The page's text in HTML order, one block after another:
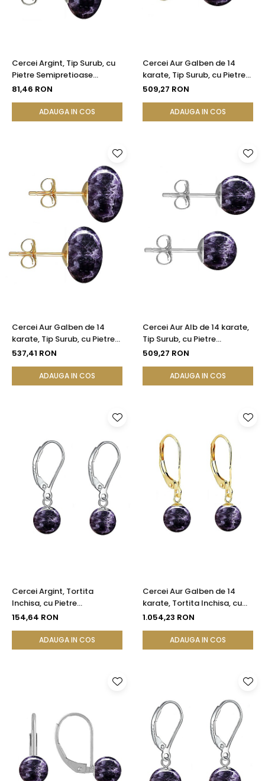
Cercei Argint, Tip Surub, cu
Pietre Semipretioase
Naturale de Ametist de 12
81,46 RON
ADAUGA IN COS
Cercei Aur Galben de 14
karate, Tip Surub, cu Pietre
Semipretioase Naturale de
509,27 RON
ADAUGA IN COS
Cercei Aur Galben de 14
karate, Tip Surub, cu Pietre
Semipretioase Naturale de
537,41 RON
ADAUGA IN COS
Cercei Aur Alb de 14 karate,
Tip Surub, cu Pietre
Semipretioase Naturale de
509,27 RON
ADAUGA IN COS
Cercei Argint, Tortita
Inchisa, cu Pietre
Semipretioase Naturale de
154,64 RON
ADAUGA IN COS
Cercei Aur Galben de 14
karate, Tortita Inchisa, cu
Pietre Semipretioase
1.054,23 RON
ADAUGA IN COS